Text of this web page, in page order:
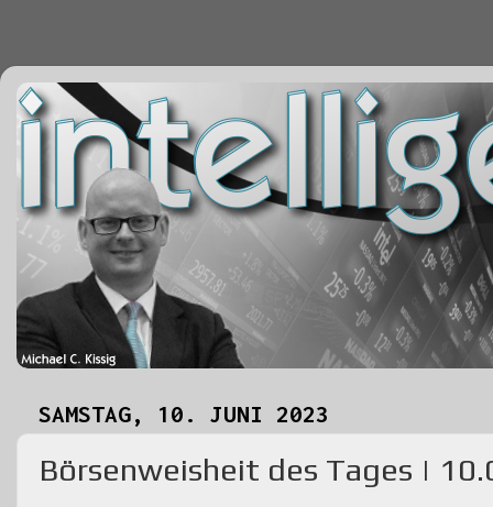
SAMSTAG, 10. JUNI 2023
Börsenweisheit des Tages |